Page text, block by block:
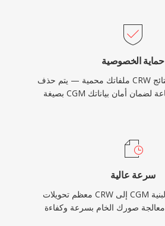
حماية الخصوصية
ملفاتك محمية — يتم حذف CRW المرفوعة فوراً والنتائج
سرعة عالية
معظم تحويلات CRW إلى CGM تكتمل في ثوانٍ. البنية